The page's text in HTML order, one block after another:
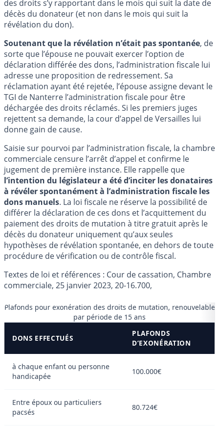
des droits s’y rapportant dans le mois qui suit la date de
décès du donateur (et non dans le mois qui suit la
révélation du don).
Soutenant que la révélation n’était pas spontanée, de
sorte que l’épouse ne pouvait exercer l’option de
déclaration différée des dons, l’administration fiscale lui
adresse une proposition de redressement. Sa
réclamation ayant été rejetée, l’épouse assigne devant le
TGI de Nanterre l’administration fiscale pour être
déchargée des droits réclamés. Si les premiers juges
rejettent sa demande, la cour d’appel de Versailles lui
donne gain de cause.
Saisie sur pourvoi par l’administration fiscale, la chambre
commerciale censure l’arrêt d’appel et confirme le
jugement de première instance. Elle rappelle que
l’intention du législateur a été d’inciter les donataires
à révéler spontanément à l’administration fiscale les
dons manuels. La loi fiscale ne réserve la possibilité de
différer la déclaration de ces dons et l’acquittement du
paiement des droits de mutation à titre gratuit après le
décès du donateur uniquement qu’aux seules
hypothèses de révélation spontanée, en dehors de toute
procédure de vérification ou de contrôle fiscal.
Textes de loi et références : Cour de cassation, Chambre
commerciale, 25 janvier 2023, 20-16.700,
Plafonds pour exonération des droits de mutation, renouvelable
par période de 15 ans
DONS EFFECTUÉS
PLAFONDS
D’EXONÉRATION
à chaque enfant ou personne
handicapée
100.000€
Entre époux ou particuliers
pacsés
80.724€